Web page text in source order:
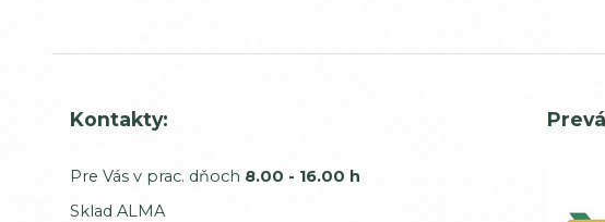
Kontakty:
Pre Vás v prac. dňoch 8.00 - 16.00 h
Sklad ALMA